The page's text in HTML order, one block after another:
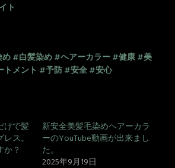
ト
#白髪染め#ヘアーカラー#健康#美
メント #予防#安全#安心
けで髪
ス。
？
新安全美髪毛染めヘアーカラ
ーのYouTube動画が出来まし
た。
2025年9月19日